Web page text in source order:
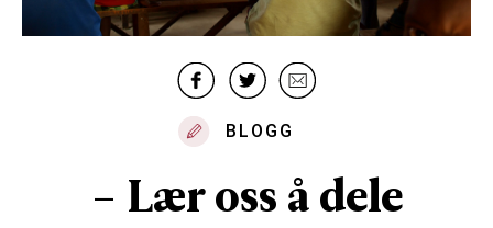
BLOGG
– Lær oss å dele